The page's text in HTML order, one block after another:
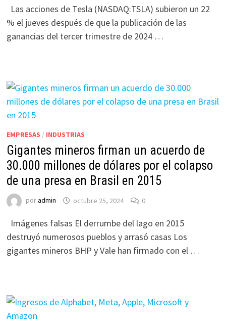
Las acciones de Tesla (NASDAQ:TSLA) subieron un 22
% el jueves después de que la publicación de las
ganancias del tercer trimestre de 2024 …
EMPRESAS / INDUSTRIAS
Gigantes mineros firman un acuerdo de
30.000 millones de dólares por el colapso
de una presa en Brasil en 2015
poradmin octubre 25, 2024 0
Imágenes falsas El derrumbe del lago en 2015
destruyó numerosos pueblos y arrasó casas Los
gigantes mineros BHP y Vale han firmado con el …